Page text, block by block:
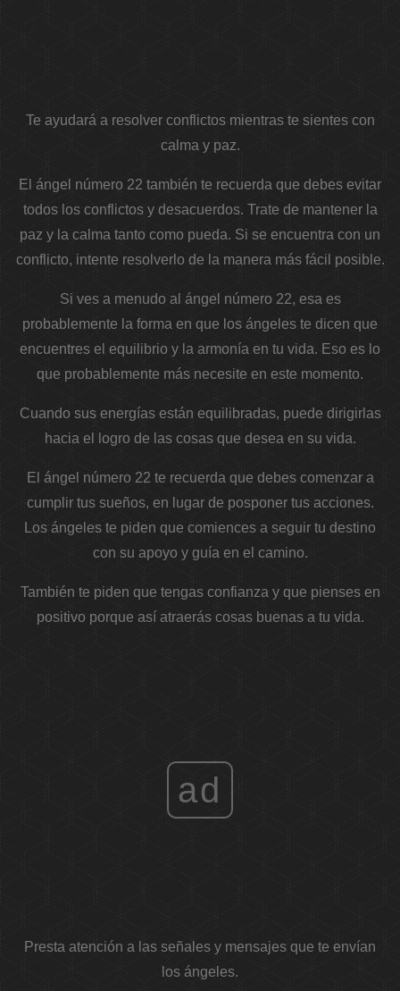
Te ayudará a resolver conflictos mientras te sientes con
calma y paz.
El ángel número 22 también te recuerda que debes evitar
todos los conflictos y desacuerdos. Trate de mantener la
paz y la calma tanto como pueda. Si se encuentra con un
conflicto, intente resolverlo de la manera más fácil posible.
Si ves a menudo al ángel número 22, esa es
probablemente la forma en que los ángeles te dicen que
encuentres el equilibrio y la armonía en tu vida. Eso es lo
que probablemente más necesite en este momento.
Cuando sus energías están equilibradas, puede dirigirlas
hacia el logro de las cosas que desea en su vida.
El ángel número 22 te recuerda que debes comenzar a
cumplir tus sueños, en lugar de posponer tus acciones.
Los ángeles te piden que comiences a seguir tu destino
con su apoyo y guía en el camino.
También te piden que tengas confianza y que pienses en
positivo porque así atraerás cosas buenas a tu vida.
ad
Presta atención a las señales y mensajes que te envían
los ángeles.